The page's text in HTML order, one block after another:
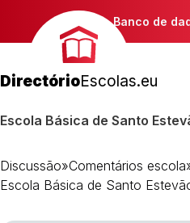
Banco de
DirectórioEscolas.eu
Escola Básica de Santo
Discussão»Comentários escola
Escola Básica de Santo